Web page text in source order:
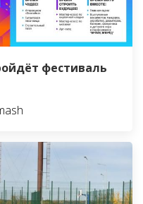
фестиваль